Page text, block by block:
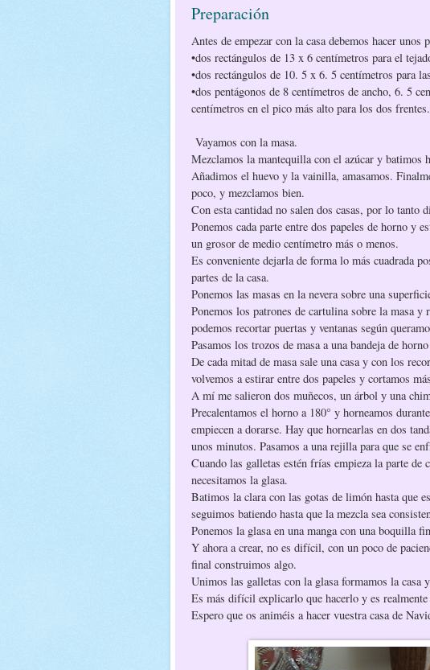
Preparación
Antes de empezar con la casa debemos hacer unos
•dos rectángulos de 13 x 6 centímetros para el
•dos rectángulos de 10. 5 x 6. 5 centímetros para
•dos pentágonos de 8 centímetros de ancho, 6. 5
centímetros en el pico más alto para los dos frentes.
Vayamos con la masa.
Mezclamos la mantequilla con el azúcar y batimos
Añadimos el huevo y la vainilla, amasamos.
poco, y mezclamos bien.
Con esta cantidad no salen dos casas, por lo tanto
Ponemos cada parte entre dos papeles de horno y
un grosor de medio centímetro más o menos.
Es conveniente dejarla de forma lo más cuadrada
partes de la casa.
Ponemos las masas en la nevera sobre una
Ponemos los patrones de cartulina sobre la masa
podemos recortar puertas y ventanas según
Pasamos los trozos de masa a una bandeja de
De cada mitad de masa sale una casa y con los
volvemos a estirar entre dos papeles y cortamos
A mí me salieron dos muñecos, un árbol y una
Precalentamos el horno a 180° y horneamos
empiecen a dorarse. Hay que hornearlas en dos
unos minutos. Pasamos a una rejilla para que se
Cuando las galletas estén frías empieza la parte de
necesitamos la glasa.
Batimos la clara con las gotas de limón hasta que
seguimos batiendo hasta que la mezcla sea
Ponemos la glasa en una manga con una boquilla
Y ahora a crear, no es difícil, con un poco de
final construimos algo.
Unimos las galletas con la glasa formamos la casa
Es más difícil explicarlo que hacerlo y es
Espero que os animéis a hacer vuestra casa de